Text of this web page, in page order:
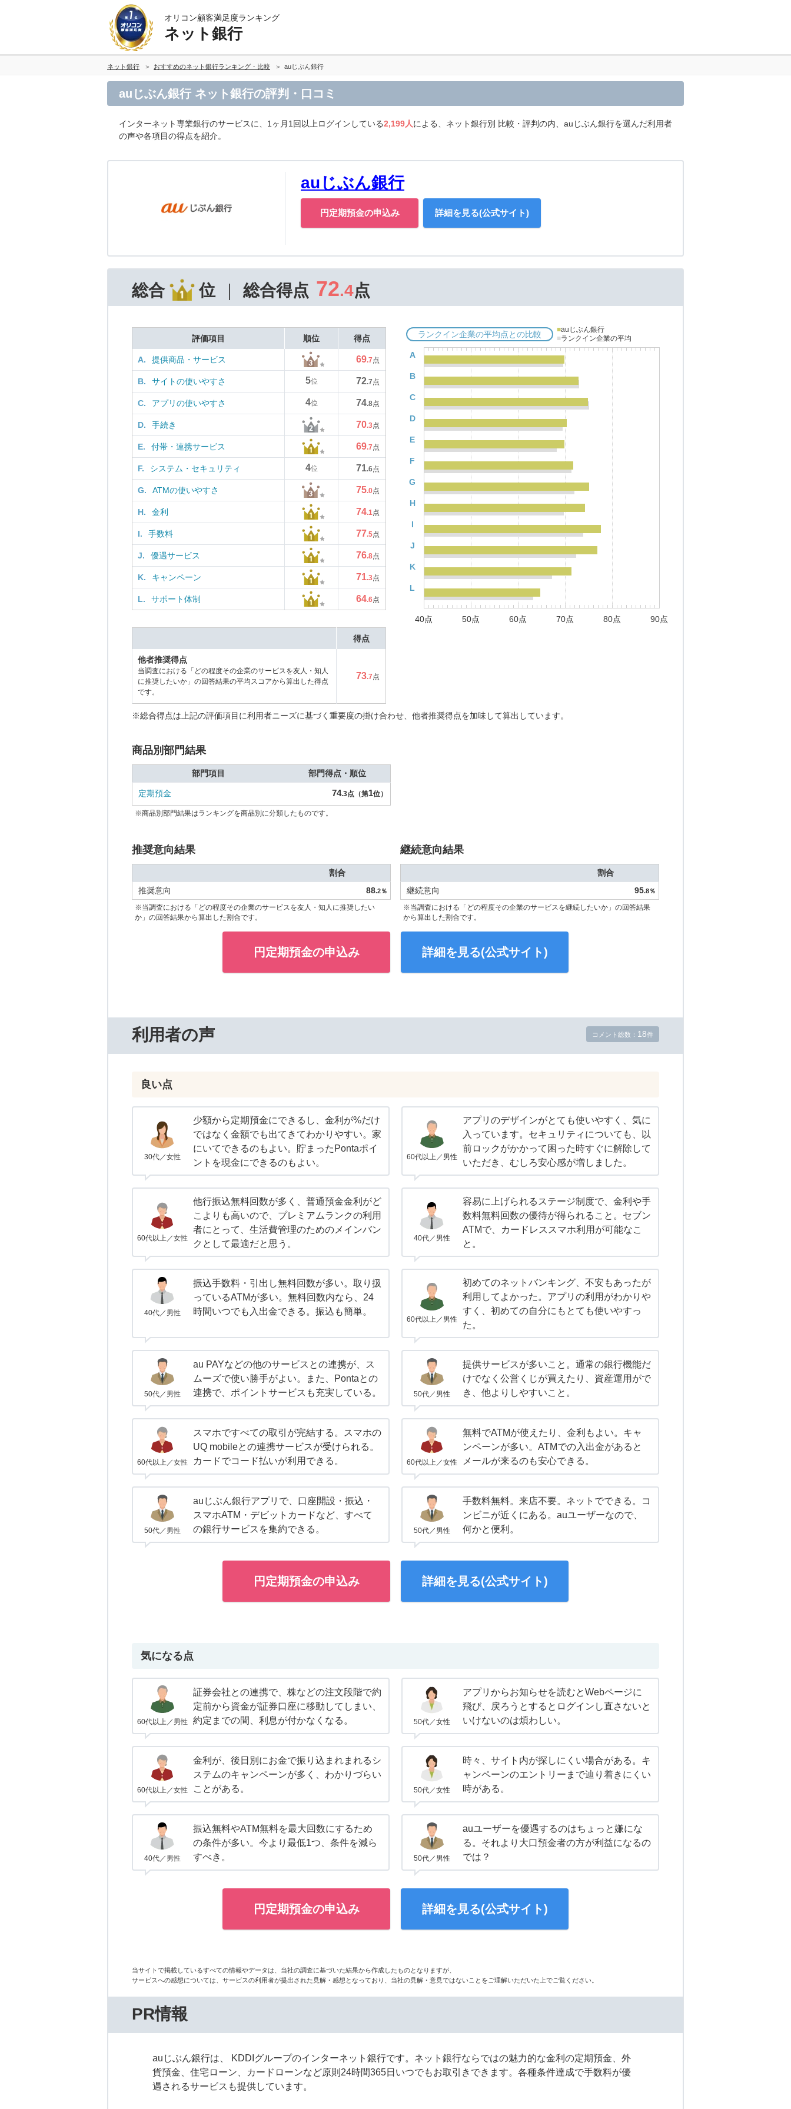
オリコン顧客満足度ランキング
ネット銀行
ネット銀行 おすすめのネット銀行ランキング・比較 auじぶん銀行
auじぶん銀行 ネット銀行の評判・口コミ
インターネット専業銀行のサービスに、1ヶ月1回以上ログインしている2,199人による、ネット銀行別 比較・評判の内、auじぶん銀行を選んだ利用者
の声や各項目の得点を紹介。
auじぶん銀行
円定期預金の申込み 詳細を見る(公式サイト)
総合 位 総合得点 72.4点
評価項目 順位 得点
A. 提供商品・サービス 69.7点
B. サイトの使いやすさ 5位 72.7点
C. アプリの使いやすさ 4位 74.8点
D. 手続き 70.3点
E. 付帯・連携サービス 69.7点
F. システム・セキュリティ 4位 71.6点
G. ATMの使いやすさ 75.0点
H. 金利 74.1点
I. 手数料 77.5点
J. 優遇サービス 76.8点
K. キャンペーン 71.3点
L. サポート体制 64.6点
ランクイン企業の平均点との比較 ■auじぶん銀行
■ランクイン企業の平均
A
B
C
D
E
F
G
H
I
J
K
L
40点 50点 60点 70点 80点 90点
得点
他者推奨得点
当調査における「どの程度その企業のサービスを友人・知人
に推奨したいか」の回答結果の平均スコアから算出した得点
です。
73.7点
※総合得点は上記の評価項目に利用者ニーズに基づく重要度の掛け合わせ、他者推奨得点を加味して算出しています。
商品別部門結果
部門項目 部門得点・順位
定期預金 74.3点（第1位）
※商品別部門結果はランキングを商品別に分類したものです。
推奨意向結果
割合
推奨意向
88.2％
※当調査における「どの程度その企業のサービスを友人・知人に推奨したい
か」の回答結果から算出した割合です。
継続意向結果
割合
継続意向
95.8％
※当調査における「どの程度その企業のサービスを継続したいか」の回答結果
から算出した割合です。
円定期預金の申込み 詳細を見る(公式サイト)
利用者の声 コメント総数： 18件
良い点
30代／女性
少額から定期預金にできるし、金利が%だけ
ではなく金額でも出てきてわかりやすい。家
にいてできるのもよい。貯まったPontaポイ
ントを現金にできるのもよい。
60代以上／男性
アプリのデザインがとても使いやすく、気に
入っています。セキュリティについても、以
前ロックがかかって困った時すぐに解除して
いただき、むしろ安心感が増しました。
60代以上／女性
他行振込無料回数が多く、普通預金金利がど
こよりも高いので、プレミアムランクの利用
者にとって、生活費管理のためのメインバン
クとして最適だと思う。
40代／男性
容易に上げられるステージ制度で、金利や手
数料無料回数の優待が得られること。セブン
ATMで、カードレススマホ利用が可能なこ
と。
40代／男性
振込手数料・引出し無料回数が多い。取り扱
っているATMが多い。無料回数内なら、24
時間いつでも入出金できる。振込も簡単。
60代以上／男性
初めてのネットバンキング、不安もあったが
利用してよかった。アプリの利用がわかりや
すく、初めての自分にもとても使いやすっ
た。
50代／男性
au PAYなどの他のサービスとの連携が、ス
ムーズで使い勝手がよい。また、Pontaとの
連携で、ポイントサービスも充実している。
50代／男性
提供サービスが多いこと。通常の銀行機能だ
けでなく公営くじが買えたり、資産運用がで
き、他よりしやすいこと。
60代以上／女性
スマホですべての取引が完結する。スマホの
UQ mobileとの連携サービスが受けられる。
カードでコード払いが利用できる。
60代以上／女性
無料でATMが使えたり、金利もよい。キャ
ンペーンが多い。ATMでの入出金があると
メールが来るのも安心できる。
50代／男性
auじぶん銀行アプリで、口座開設・振込・
スマホATM・デビットカードなど、すべて
の銀行サービスを集約できる。
50代／男性
手数料無料。来店不要。ネットでできる。コ
ンビニが近くにある。auユーザーなので、
何かと便利。
円定期預金の申込み 詳細を見る(公式サイト)
気になる点
60代以上／男性
証券会社との連携で、株などの注文段階で約
定前から資金が証券口座に移動してしまい、
約定までの間、利息が付かなくなる。
50代／女性
アプリからお知らせを読むとWebページに
飛び、戻ろうとするとログインし直さないと
いけないのは煩わしい。
60代以上／女性
金利が、後日別にお金で振り込まれまれるシ
ステムのキャンペーンが多く、わかりづらい
ことがある。
50代／女性
時々、サイト内が探しにくい場合がある。キ
ャンペーンのエントリーまで辿り着きにくい
時がある。
40代／男性
振込無料やATM無料を最大回数にするため
の条件が多い。今より最低1つ、条件を減ら
すべき。
50代／男性
auユーザーを優遇するのはちょっと嫌にな
る。それより大口預金者の方が利益になるの
では？
円定期預金の申込み 詳細を見る(公式サイト)
当サイトで掲載しているすべての情報やデータは、当社の調査に基づいた結果から作成したものとなりますが、
サービスへの感想については、サービスの利用者が提出された見解・感想となっており、当社の見解・意見ではないことをご理解いただいた上でご覧ください。
PR情報
auじぶん銀行は、 KDDIグループのインターネット銀行です。ネット銀行ならではの魅力的な金利の定期預金、外
貨預金、住宅ローン、カードローンなど原則24時間365日いつでもお取引きできます。各種条件達成で手数料が優
遇されるサービスも提供しています。